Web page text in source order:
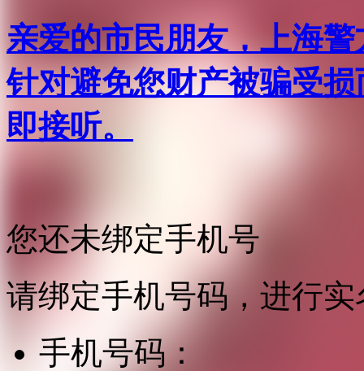
亲爱的市民朋友，上海
针对避免您财产被骗受
即接听。
您还未绑定手机号
请绑定手机号码，进行
手机号码：